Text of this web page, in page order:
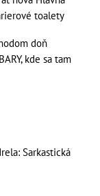
toalety
doň
kde sa tam
Sarkastická